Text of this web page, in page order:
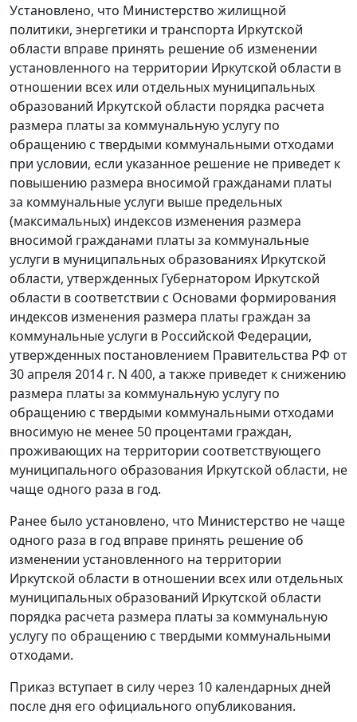
Установлено, что Министерство жилищной
политики, энергетики и транспорта Иркутской
области вправе принять решение об изменении
установленного на территории Иркутской области в
отношении всех или отдельных муниципальных
образований Иркутской области порядка расчета
размера платы за коммунальную услугу по
обращению с твердыми коммунальными отходами
при условии, если указанное решение не приведет к
повышению размера вносимой гражданами платы
за коммунальные услуги выше предельных
(максимальных) индексов изменения размера
вносимой гражданами платы за коммунальные
услуги в муниципальных образованиях Иркутской
области, утвержденных Губернатором Иркутской
области в соответствии с Основами формирования
индексов изменения размера платы граждан за
коммунальные услуги в Российской Федерации,
утвержденных постановлением Правительства РФ от
30 апреля 2014 г. N 400, а также приведет к снижению
размера платы за коммунальную услугу по
обращению с твердыми коммунальными отходами
вносимую не менее 50 процентами граждан,
проживающих на территории соответствующего
муниципального образования Иркутской области, не
чаще одного раза в год.
Ранее было установлено, что Министерство не чаще
одного раза в год вправе принять решение об
изменении установленного на территории
Иркутской области в отношении всех или отдельных
муниципальных образований Иркутской области
порядка расчета размера платы за коммунальную
услугу по обращению с твердыми коммунальными
отходами.
Приказ вступает в силу через 10 календарных дней
после дня его официального опубликования.